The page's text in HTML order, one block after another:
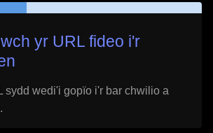
yr URL fideo i'r
sydd wedi'i gopïo i'r bar chwilio a